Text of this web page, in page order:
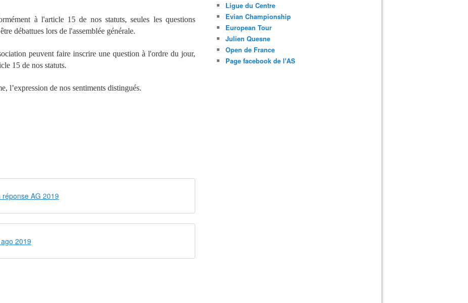
à l'article 15 de nos statuts, seules les questions
débattues lors de l'assemblée générale.
peuvent faire inscrire une question à l'ordre du jour,
15 de nos statuts.
l’expression de nos sentiments distingués.
réponse AG 2019
2019
Ligue du Centre
Evian Championship
European Tour
Julien Quesne
Open de France
Page facebook de l'AS